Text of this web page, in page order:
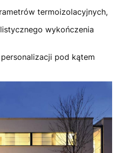
termoizolacyjnych,
wykończenia
pod kątem